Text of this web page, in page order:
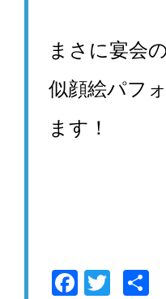
まさに宴会
似顔絵パフ
ます！
F